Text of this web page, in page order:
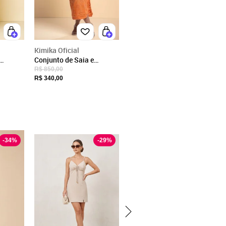
Kimika Oficial
Conjunto de Saia e
Cropped de Alça Paete
Laranja
R$ 850,00
R$ 340,00
-34% -29%